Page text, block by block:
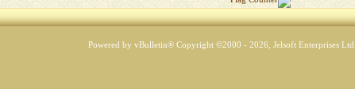
Powered by vBulletin® Copyright ©2000 - 2026, Jelsoft Enterprises Ltd.